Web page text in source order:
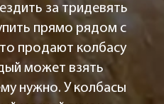
за тридевять
прямо рядом с
продают колбасу
может взять
нужно. У колбасы